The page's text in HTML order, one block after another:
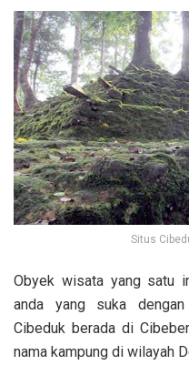
Situs
Obyek wisata yang satu
anda yang suka
Cibeduk berada di
nama kampung di wilayah